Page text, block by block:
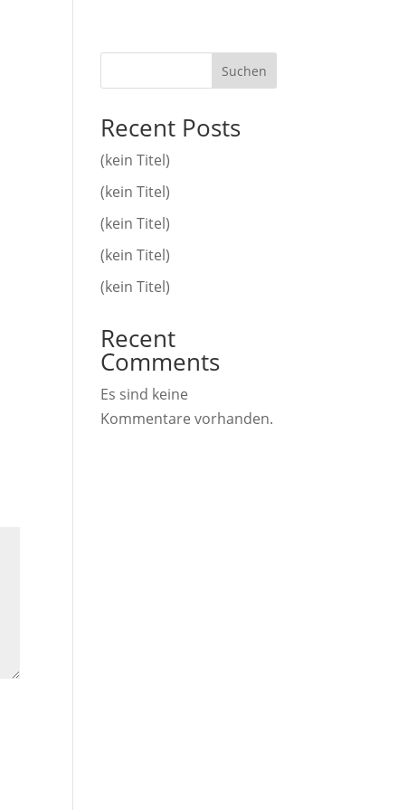
Suchen
Recent Posts
(kein Titel)
(kein Titel)
(kein Titel)
(kein Titel)
(kein Titel)
Recent
Comments
Es sind keine
Kommentare vorhanden.